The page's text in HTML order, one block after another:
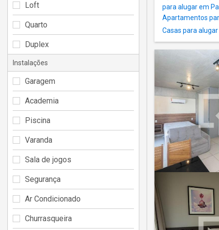
para alugar em
Apartamentos
Casas para
Loft
Quarto
Duplex
Instalações
Garagem
Academia
Piscina
Varanda
Sala de jogos
Segurança
Ar Condicionado
Churrasqueira